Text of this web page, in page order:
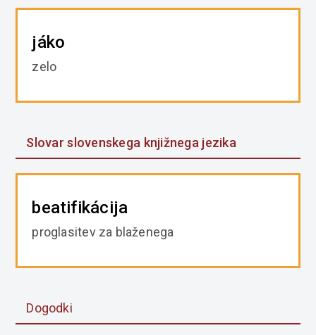
jáko
zelo
Slovar slovenskega knjižnega jezika
beatifikácija
proglasitev za blaženega
Dogodki